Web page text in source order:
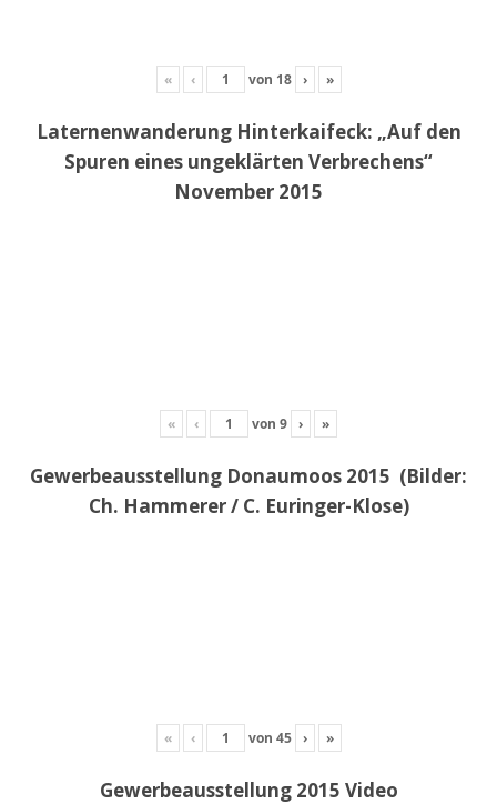
« ‹ von 18 › »
Laternenwanderung Hinterkaifeck: „Auf den
Spuren eines ungeklärten Verbrechens“
November 2015
« ‹ von 9 › »
Gewerbeausstellung Donaumoos 2015 (Bilder:
Ch. Hammerer / C. Euringer-Klose)
« ‹ von 45 › »
Gewerbeausstellung 2015 Video